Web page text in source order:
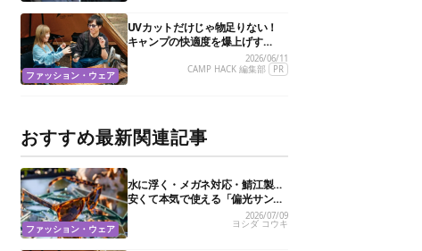
ファッション・ウェア
UVカットだけじゃ物足りない！
キャンプの快適度を爆上げす
る“特殊機能”サングラス3選2026/06/11
CAMP HACK 編集部
PR
おすすめ最新関連記事
ファッション・ウェア
水に浮く・メガネ対応・鯖江製…
安くて本気で使える「偏光サング
ラス」おすすめ10選
2026/07/09
ヨシダ コウキ